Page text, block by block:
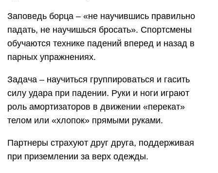
Заповедь борца – «не научившись правильно
падать, не научишься бросать». Спортсмены
обучаются технике падений вперед и назад в
парных упражнениях.
Задача – научиться группироваться и гасить
силу удара при падении. Руки и ноги играют
роль амортизаторов в движении «перекат»
телом или «хлопок» прямыми руками.
Партнеры страхуют друг друга, поддерживая
при приземлении за верх одежды.